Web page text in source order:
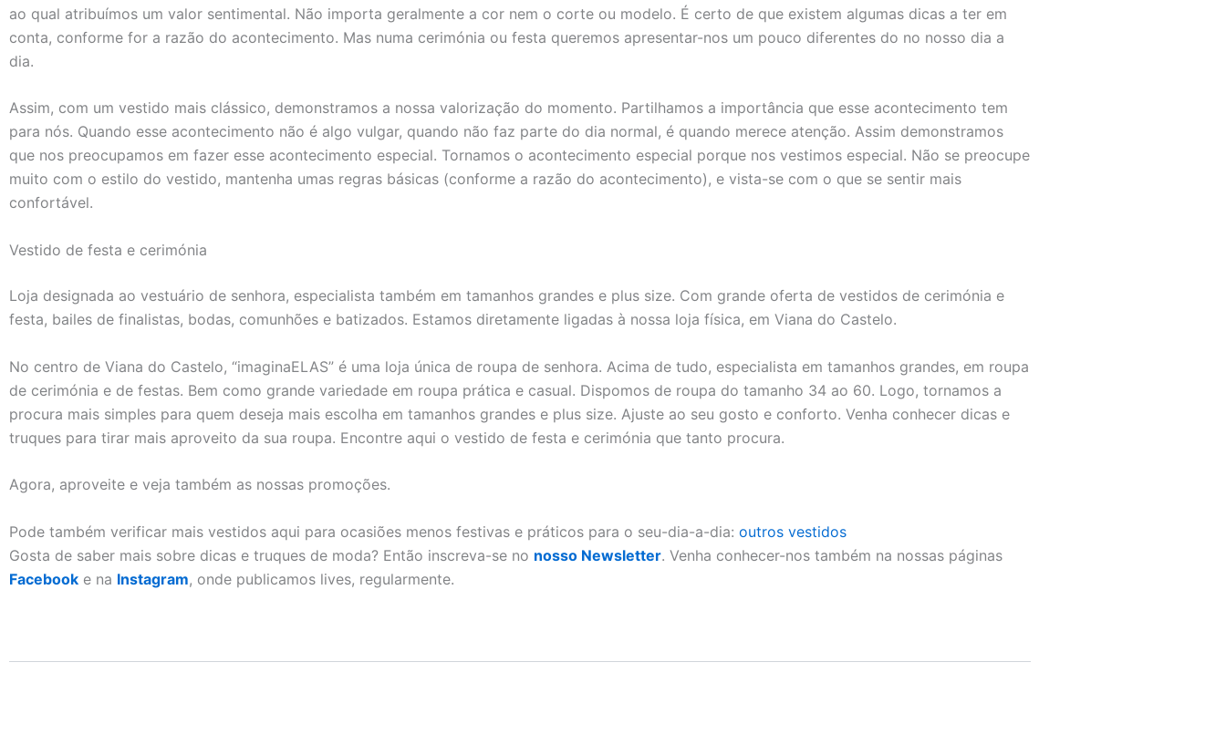
ao qual atribuímos um valor sentimental. Não importa geralmente a cor nem o corte ou modelo. É certo de que existem algumas dicas a ter em
conta, conforme for a razão do acontecimento. Mas numa cerimónia ou festa queremos apresentar-nos um pouco diferentes do no nosso dia a
dia.
Assim, com um vestido mais clássico, demonstramos a nossa valorização do momento. Partilhamos a importância que esse acontecimento tem
para nós. Quando esse acontecimento não é algo vulgar, quando não faz parte do dia normal, é quando merece atenção. Assim demonstramos
que nos preocupamos em fazer esse acontecimento especial. Tornamos o acontecimento especial porque nos vestimos especial. Não se preocupe
muito com o estilo do vestido, mantenha umas regras básicas (conforme a razão do acontecimento), e vista-se com o que se sentir mais
confortável.
Vestido de festa e cerimónia
Loja designada ao vestuário de senhora, especialista também em tamanhos grandes e plus size. Com grande oferta de vestidos de cerimónia e
festa, bailes de finalistas, bodas, comunhões e batizados. Estamos diretamente ligadas à nossa loja física, em Viana do Castelo.
No centro de Viana do Castelo, “imaginaELAS” é uma loja única de roupa de senhora. Acima de tudo, especialista em tamanhos grandes, em roupa
de cerimónia e de festas. Bem como grande variedade em roupa prática e casual. Dispomos de roupa do tamanho 34 ao 60. Logo, tornamos a
procura mais simples para quem deseja mais escolha em tamanhos grandes e plus size. Ajuste ao seu gosto e conforto. Venha conhecer dicas e
truques para tirar mais aproveito da sua roupa. Encontre aqui o vestido de festa e cerimónia que tanto procura.
Agora, aproveite e veja também as nossas promoções.
Pode também verificar mais vestidos aqui para ocasiões menos festivas e práticos para o seu-dia-a-dia: outros vestidos
Gosta de saber mais sobre dicas e truques de moda? Então inscreva-se no nosso Newsletter. Venha conhecer-nos também na nossas páginas
Facebook e na Instagram, onde publicamos lives, regularmente.